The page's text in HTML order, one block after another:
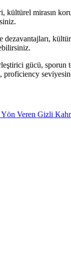
mirasın
gücü,
Veren Gizli